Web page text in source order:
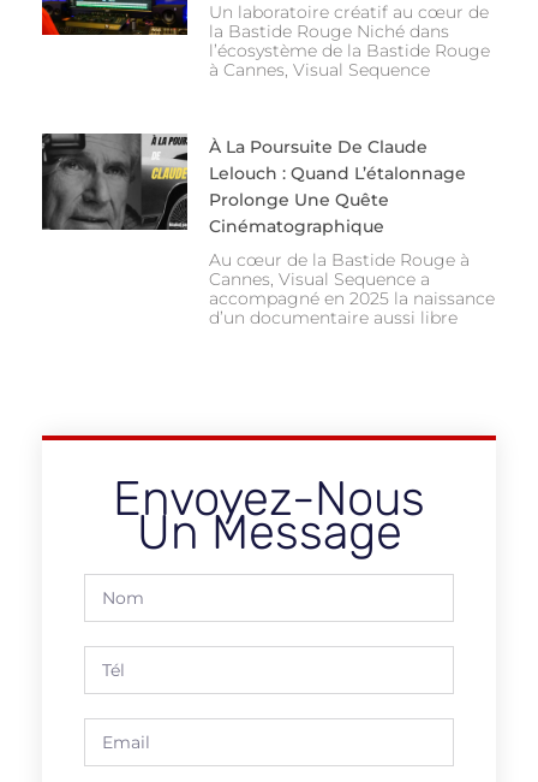
Un laboratoire créatif au cœur de
la Bastide Rouge Niché dans
l’écosystème de la Bastide Rouge
à Cannes, Visual Sequence
À La Poursuite De Claude
Lelouch : Quand L’étalonnage
Prolonge Une Quête
Cinématographique
Au cœur de la Bastide Rouge à
Cannes, Visual Sequence a
accompagné en 2025 la naissance
d’un documentaire aussi libre
Envoyez-Nous
Un Message